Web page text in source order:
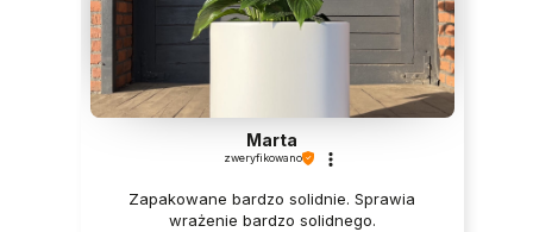
Marta
zweryfikowano
Zapakowane bardzo solidnie. Sprawia
wrażenie bardzo solidnego.